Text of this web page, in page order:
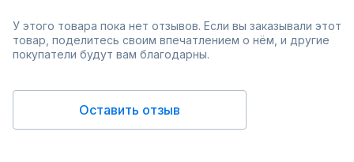
У этого товара пока нет отзывов. Если вы заказывали этот
товар, поделитесь своим впечатлением о нём, и другие
покупатели будут вам благодарны.
Оставить отзыв